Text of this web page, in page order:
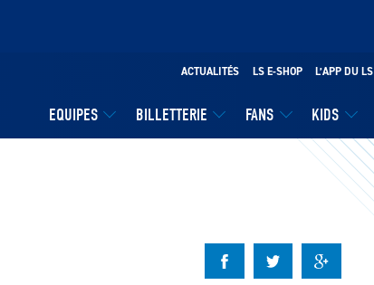
EQUIPES BILLETTERIE FANS KIDS
ACTUALITÉS LS E-SHOP L’APP DU LS